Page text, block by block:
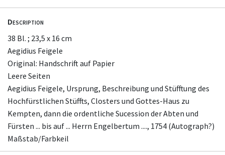
Description
38 Bl. ; 23,5 x 16 cm
Aegidius Feigele
Original: Handschrift auf Papier
Leere Seiten
Aegidius Feigele, Ursprung, Beschreibung und Stüfftung des
Hochfürstlichen Stüffts, Closters und Gottes-Haus zu
Kempten, dann die ordentliche Sucession der Abten und
Fürsten ... bis auf ... Herrn Engelbertum ...., 1754 (Autograph?)
Maßstab/Farbkeil